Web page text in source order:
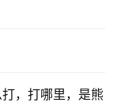
，打哪里，是熊